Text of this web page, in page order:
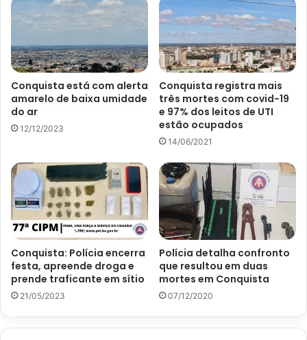
Conquista está com alerta
amarelo de baixa umidade
do ar
12/12/2023
Conquista registra mais
três mortes com covid-19
e 97% dos leitos de UTI
estão ocupados
14/06/2021
Conquista: Polícia encerra
festa, apreende droga e
prende traficante em sítio
21/05/2023
Polícia detalha confronto
que resultou em duas
mortes em Conquista
07/12/2020